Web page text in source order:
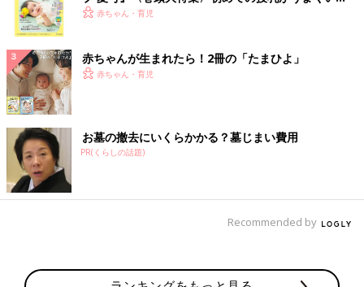
く！ おっぱい・ミルクの基本と夏のトラブル 解決テ
赤ちゃん・育児
赤ちゃんが生まれたら！2冊の「たまひよ」
赤ちゃん・育児
お墓の撤去にいくらかかる？墓じまい費用
PR(くらしの話題)
Recommended by